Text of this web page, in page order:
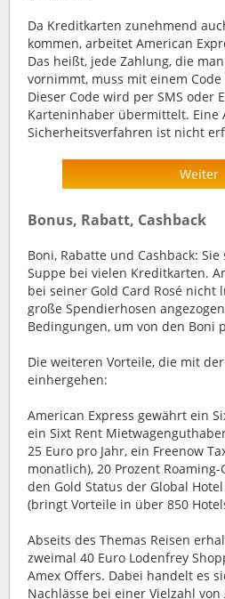
Da Kreditkarten zunehmend
kommen, arbeitet American
Das heißt, jede Zahlung, die
vornimmt, muss mit einem
Dieser Code wird per SMS oder
Karteninhaber übermittelt. Eine
Sicherheitsverfahren ist nicht
Weiter
Bonus, Rabatt, Cashback
Boni, Rabatte und Cashback:
Suppe bei vielen Kreditkarten.
bei seiner Gold Card Rosé nicht
große Spendierhosen
Bedingungen, um von den Boni
Die weiteren Vorteile, die mit der
einhergehen:
American Express gewährt ein
ein Sixt Rent
25 Euro pro Jahr, ein Freenow
monatlich), 20 Prozent
den Gold Status der Global
(bringt Vorteile in über 850
Abseits des Themas Reisen
zweimal 40 Euro Lodenfrey
Amex Offers. Dabei handelt es
Nachlässe bei einer Vielzahl